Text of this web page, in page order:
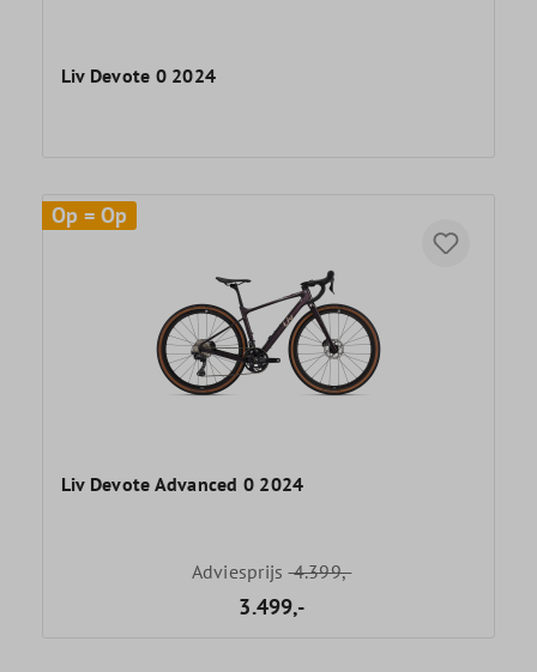
Liv Devote 0 2024
Op = Op
Liv Devote Advanced 0 2024
Adviesprijs4.399,-
3.499,-